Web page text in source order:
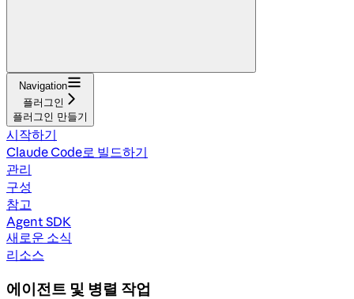
Navigation
플러그인
플러그인 만들기
시작하기
Claude Code로 빌드하기
관리
구성
참고
Agent SDK
새로운 소식
리소스
에이전트 및 병렬 작업